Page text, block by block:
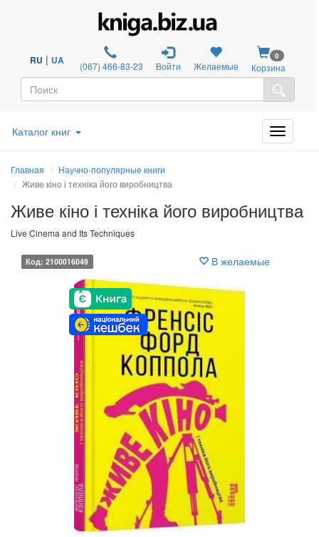
RU | UA (067) 466-83-23 Войти Желаемые
0
Корзина
Каталог книг
Главная
Научно-популярные книги
Живе кіно і техніка його виробництва
Живе кіно і техніка його виробництва
Live Cinema and Its Techniques
Код: 2100016049 В желаемые